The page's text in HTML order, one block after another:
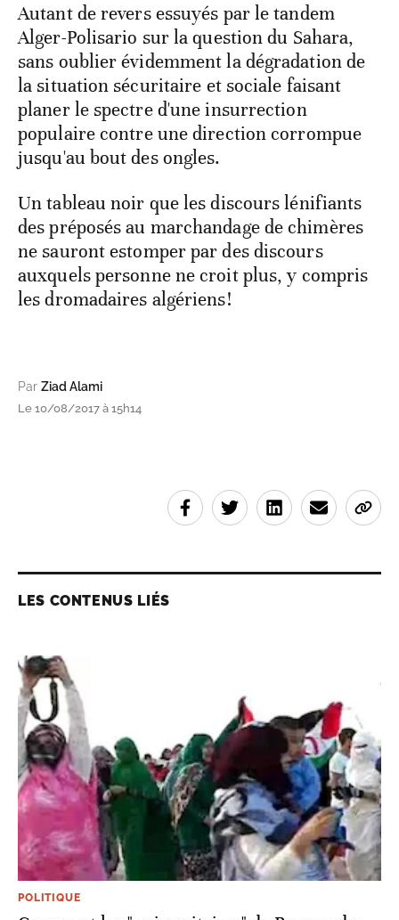
Autant de revers essuyés par le tandem
Alger-Polisario sur la question du Sahara,
sans oublier évidemment la dégradation de
la situation sécuritaire et sociale faisant
planer le spectre d'une insurrection
populaire contre une direction corrompue
jusqu'au bout des ongles.
Un tableau noir que les discours lénifiants
des préposés au marchandage de chimères
ne sauront estomper par des discours
auxquels personne ne croit plus, y compris
les dromadaires algériens!
Par Ziad Alami
Le 10/08/2017 à 15h14
LES CONTENUS LIÉS
POLITIQUE